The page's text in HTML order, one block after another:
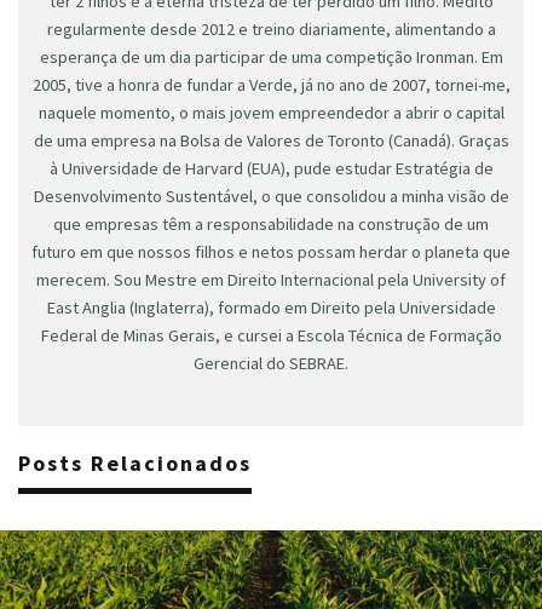
regularmente desde 2012 e treino diariamente, alimentando a
esperança de um dia participar de uma competição Ironman. Em
2005, tive a honra de fundar a Verde, já no ano de 2007, tornei-me,
naquele momento, o mais jovem empreendedor a abrir o capital
de uma empresa na Bolsa de Valores de Toronto (Canadá). Graças
à Universidade de Harvard (EUA), pude estudar Estratégia de
Desenvolvimento Sustentável, o que consolidou a minha visão de
que empresas têm a responsabilidade na construção de um
futuro em que nossos filhos e netos possam herdar o planeta que
merecem. Sou Mestre em Direito Internacional pela University of
East Anglia (Inglaterra), formado em Direito pela Universidade
Federal de Minas Gerais, e cursei a Escola Técnica de Formação
Gerencial do SEBRAE.
Posts Relacionados